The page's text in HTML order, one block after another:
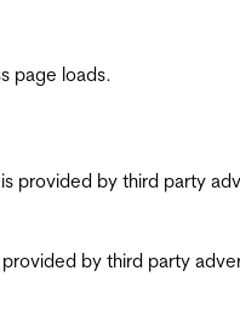
page loads.
provided by third party
by third party